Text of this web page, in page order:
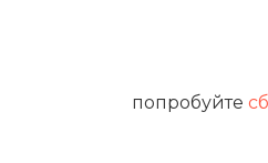
попробуйте